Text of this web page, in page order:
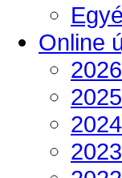
Online
2026
2025
2024
2023